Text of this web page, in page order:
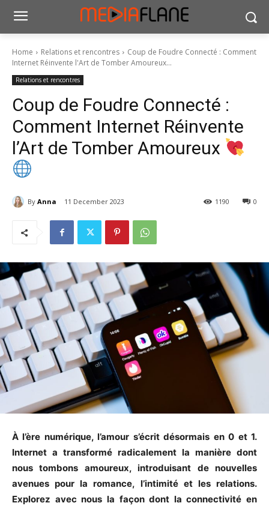
Home Relations et rencontres
Coup de Foudre Connecté : Comment
Internet Réinvente l'Art de Tomber Amoureux...
Relations et rencontres
Coup de Foudre Connecté :
Comment Internet Réinvente
l’Art de Tomber Amoureux
By Anna 11 December 2023 0
1190
À l’ère numérique, l’amour s’écrit désormais en 0 et 1.
Internet a transformé radicalement la manière dont
nous tombons amoureux, introduisant de nouvelles
avenues pour la romance, l’intimité et les relations.
Explorez avec nous la façon dont la connectivité en